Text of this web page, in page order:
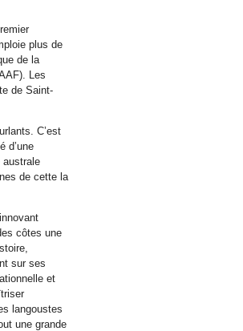
plus de
de la
Les
de Saint-
C’est
d’une
de cette la
côtes une
sur ses
et
langoustes
une grande